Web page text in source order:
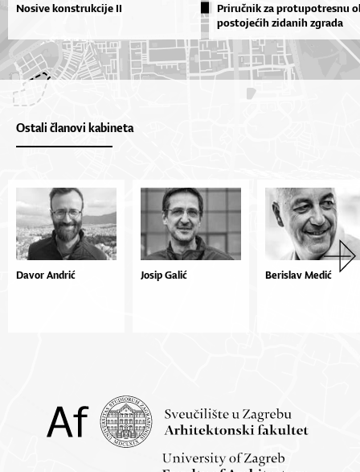
Nosive konstrukcije II
Priručnik za protupotresnu
postojećih zidanih zgrada
Ostali članovi kabineta
Davor Andrić Josip Galić Berislav Medić